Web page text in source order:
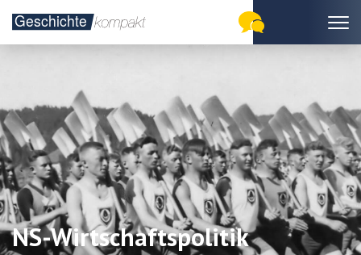
NS-Wirtschaftspolitik